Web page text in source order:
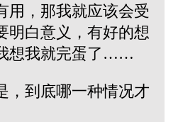
用，那我就应该会受
明白意义，有好的想
想我就完蛋了……
，到底哪一种情况才